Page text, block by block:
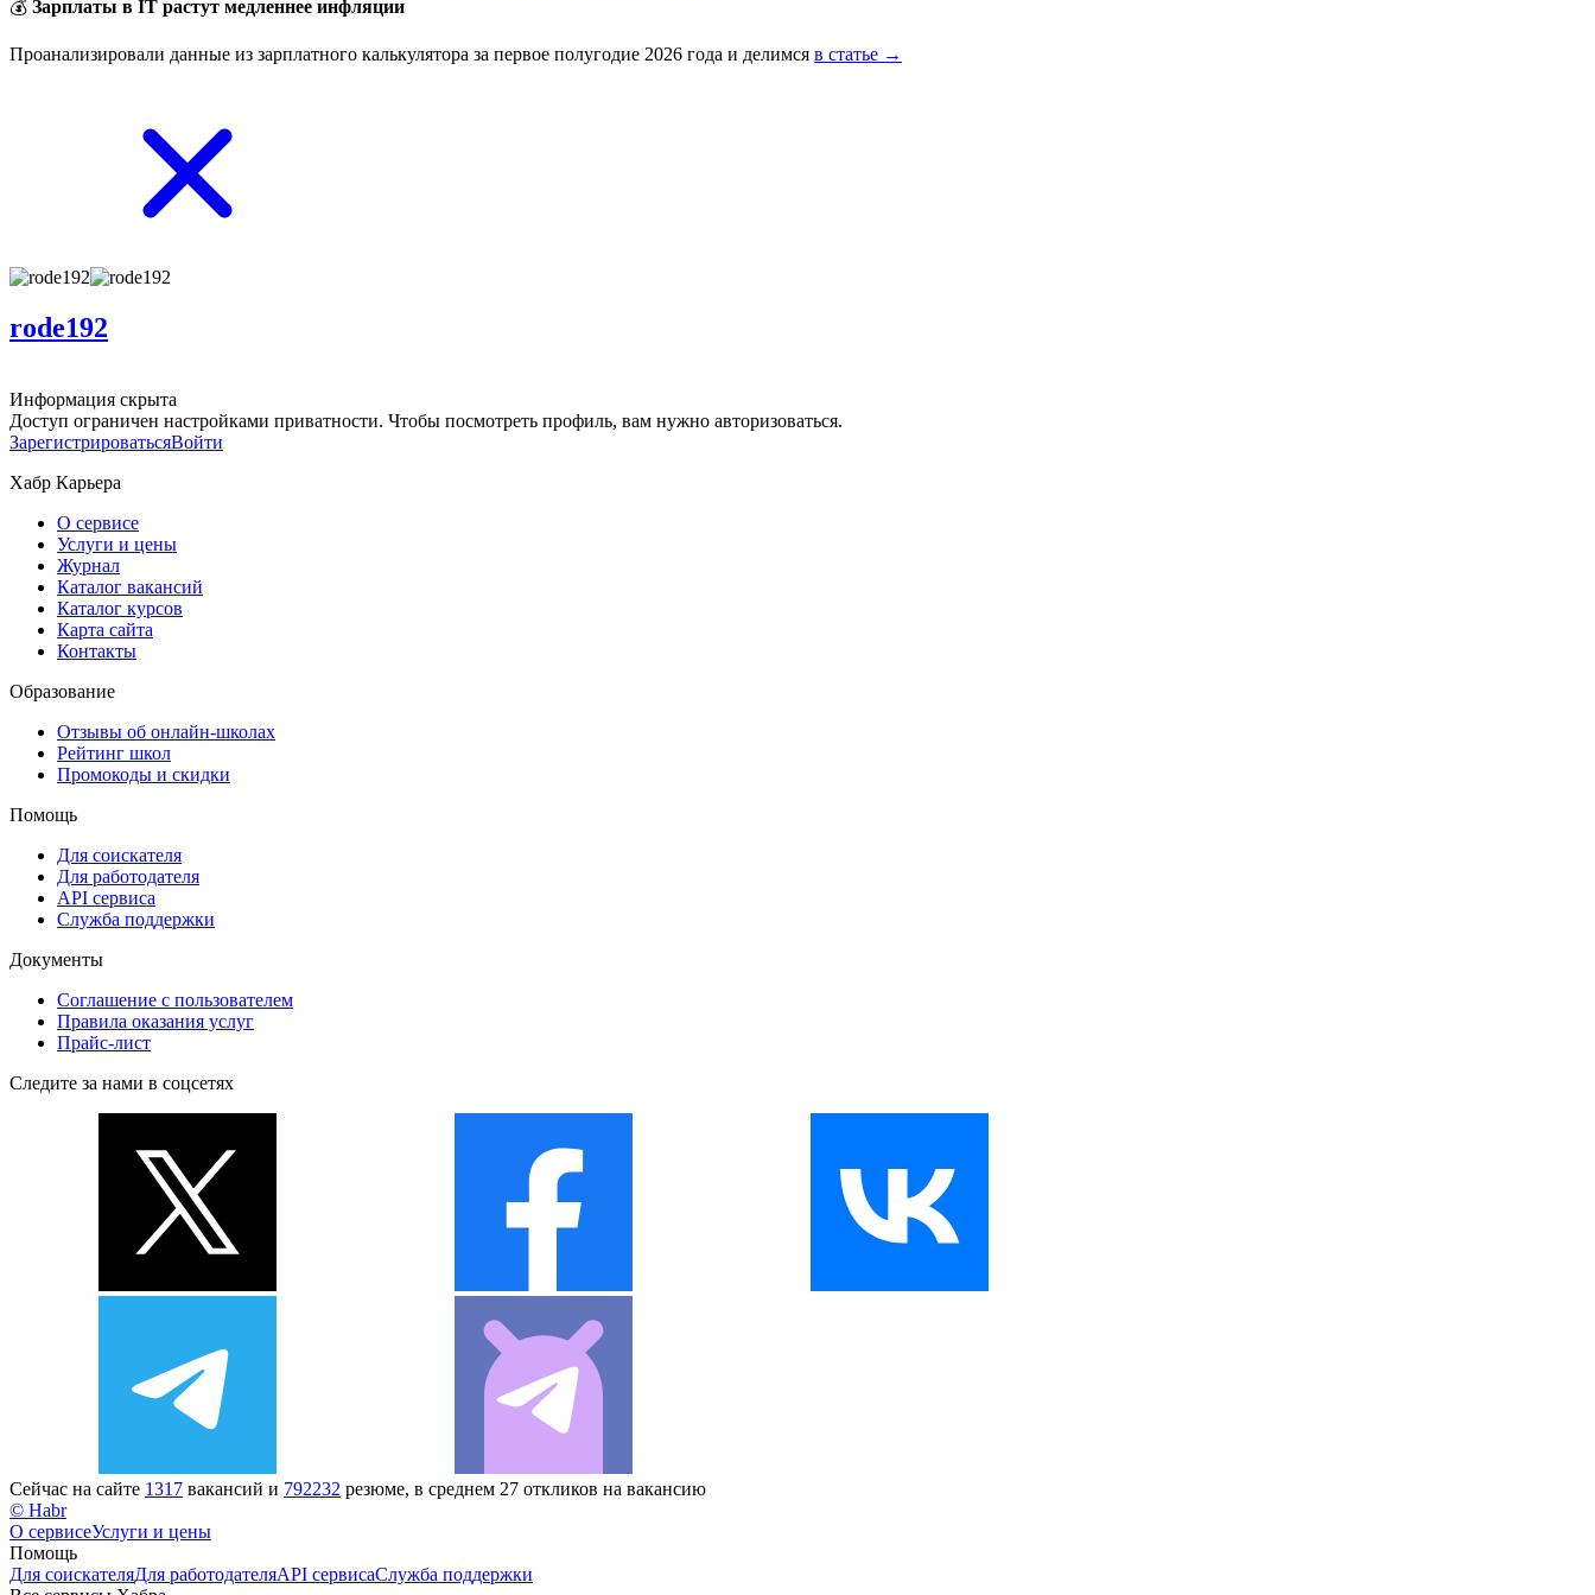
💰 Зарплаты в IT растут медленнее инфляции
Проанализировали данные из зарплатного калькулятора за первое полугодие 2026 года и делимся в статье →
rode192
Информация скрыта
Доступ ограничен настройками приватности. Чтобы посмотреть профиль, вам нужно авторизоваться.
ЗарегистрироватьсяВойти
Хабр Карьера
О сервисе
Услуги и цены
Журнал
Каталог вакансий
Каталог курсов
Карта сайта
Контакты
Образование
Отзывы об онлайн-школах
Рейтинг школ
Промокоды и скидки
Помощь
Для соискателя
Для работодателя
API сервиса
Служба поддержки
Документы
Соглашение с пользователем
Правила оказания услуг
Прайс-лист
Следите за нами в соцсетях
Сейчас на сайте 1317 вакансий и 792232 резюме, в среднем 27 откликов на вакансию
© Habr
О сервисеУслуги и цены
Помощь
Для соискателяДля работодателяAPI сервисаСлужба поддержки